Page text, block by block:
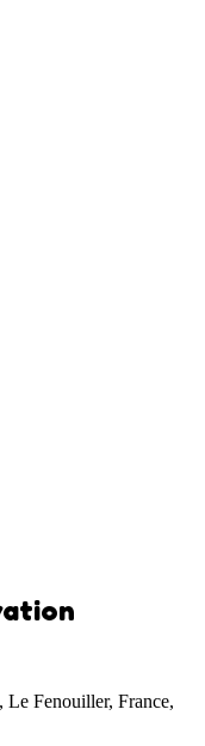
Le Fenouiller, France,